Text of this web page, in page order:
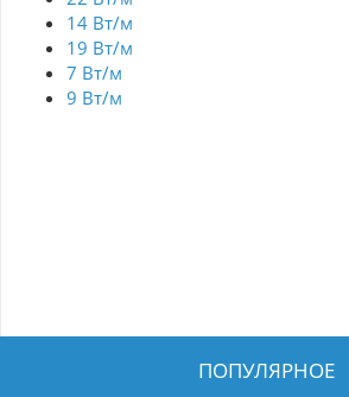
14 Вт/м
19 Вт/м
7 Вт/м
9 Вт/м
ПОПУЛЯРНОЕ